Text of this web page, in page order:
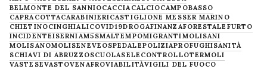
BELMONTE DEL SANNIOCACCIA CALCIOCAMPOBASSO
CAPRACOTTACARABINIERICASTIGLIONE MESSER MARINO
CHIETINOCINGHIALICOVID19DROGAFINANZAFORESTALE FURTO
INCIDENTEISERNIAM5SMALTEMPOMIGRANTIMOLISANI
MOLISANOMOLISENEVE OSPEDALEPOLIZIAPROFUGHISANITÀ
SCHIAVI DI ABRUZZOSCUOLASELECONTROLLOTERMOLI
VASTESEVASTOVENAFROVIABILITÀVIGILI DEL FUOCO